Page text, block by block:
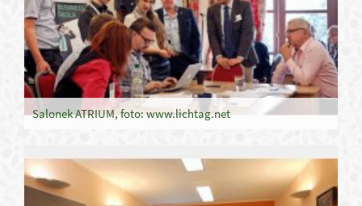
Salonek ATRIUM, foto: www.lichtag.net